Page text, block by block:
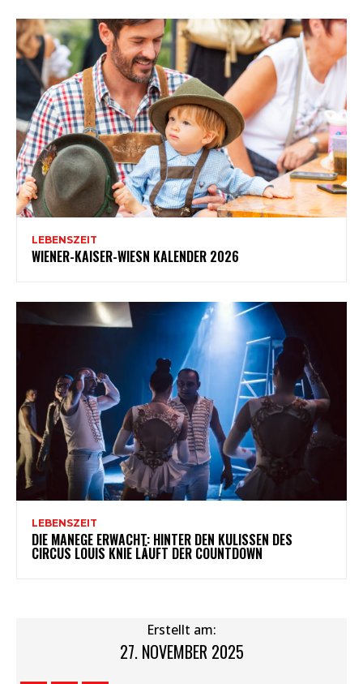
LEBENSZEIT
WIENER-KAISER-WIESN KALENDER 2026
LEBENSZEIT
DIE MANEGE ERWACHT: HINTER DEN KULISSEN DES
CIRCUS LOUIS KNIE LÄUFT DER COUNTDOWN
Erstellt am:
27. NOVEMBER 2025